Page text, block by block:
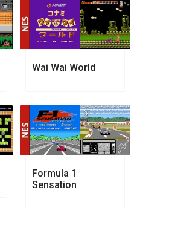
Wai Wai World
Formula 1
Sensation